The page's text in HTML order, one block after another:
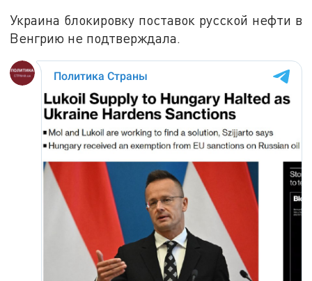
Украина блокировку поставок русской нефти в
Венгрию не подтверждала.